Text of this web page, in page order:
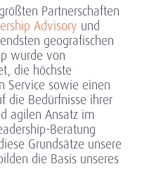
Partnerschaften
Advisory und
geografischen
wurde von
die höchste
Service sowie einen
die Bedürfnisse ihrer
agilen Ansatz im
Beratung
Grundsätze unsere
die Basis unseres